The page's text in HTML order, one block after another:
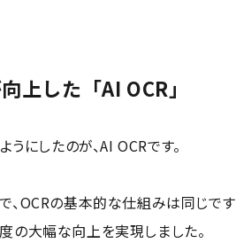
上した「AI OCR」
にしたのが、AI OCRです。
、OCRの基本的な仕組みは同じです
の大幅な向上を実現しました。